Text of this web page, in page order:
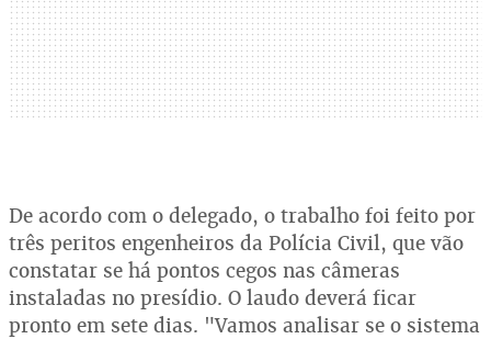
De acordo com o delegado, o trabalho foi feito por
três peritos engenheiros da Polícia Civil, que vão
constatar se há pontos cegos nas câmeras
instaladas no presídio. O laudo deverá ficar
pronto em sete dias. "Vamos analisar se o sistema